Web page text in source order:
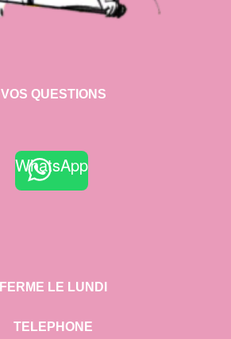
VOS QUESTIONS
WhatsApp
FERME LE LUNDI
TELEPHONE